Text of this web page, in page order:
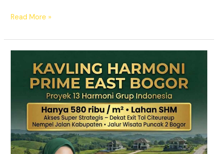
Read More »
Puncak
Jalur
Wisata